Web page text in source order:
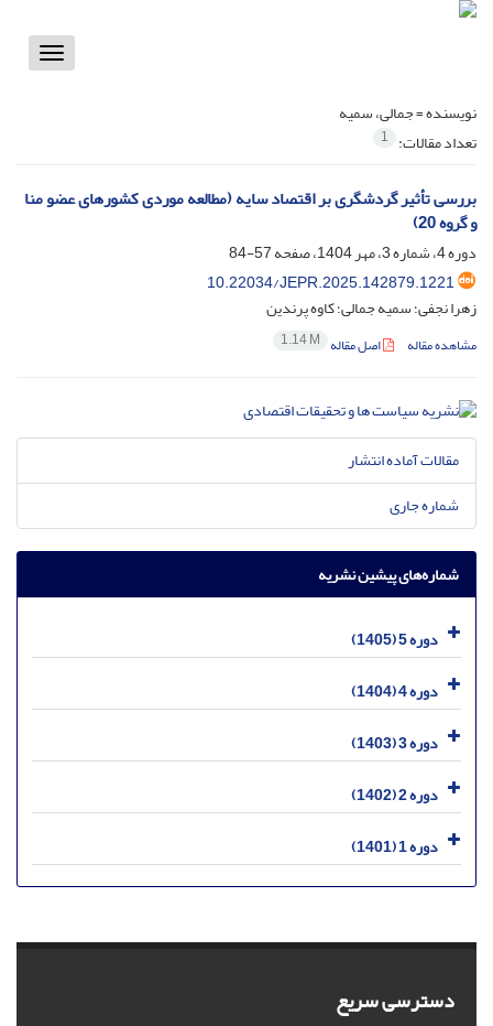
Toggle
نویسنده =جمالی، سمیه
تعداد مقالات: 1
بررسی تأثیر گردشگری بر اقتصاد سایه (مطالعه موردی کشورهای عضو منا
و گروه 20)
دوره 4، شماره 3، مهر 1404، صفحه
57-84
10.22034/JEPR.2025.142879.1221
زهرا نجفی؛ سمیه جمالی؛ کاوه پرندین
مشاهده مقاله اصل مقاله 1.14 M
مقالات آماده انتشار
شماره جاری
شماره‌های پیشین نشریه
دوره 5 (1405)
دوره 4 (1404)
دوره 3 (1403)
دوره 2 (1402)
دوره 1 (1401)
دسترسی سریع